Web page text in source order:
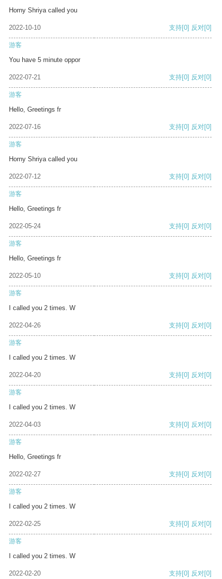
Horny Shriya called you
2022-10-10 支持[0] 反对[0]
游客
You have 5 minute oppor
2022-07-21 支持[0] 反对[0]
游客
Hello, Greetings fr
2022-07-16 支持[0] 反对[0]
游客
Horny Shriya called you
2022-07-12 支持[0] 反对[0]
游客
Hello, Greetings fr
2022-05-24 支持[0] 反对[0]
游客
Hello, Greetings fr
2022-05-10 支持[0] 反对[0]
游客
I called you 2 times. W
2022-04-26 支持[0] 反对[0]
游客
I called you 2 times. W
2022-04-20 支持[0] 反对[0]
游客
I called you 2 times. W
2022-04-03 支持[0] 反对[0]
游客
Hello, Greetings fr
2022-02-27 支持[0] 反对[0]
游客
I called you 2 times. W
2022-02-25 支持[0] 反对[0]
游客
I called you 2 times. W
2022-02-20 支持[0] 反对[0]